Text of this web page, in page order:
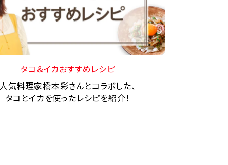
タコ＆イカおすすめレシピ
人気料理家橋本彩さんとコラボした、
タコとイカを使ったレシピを紹介！